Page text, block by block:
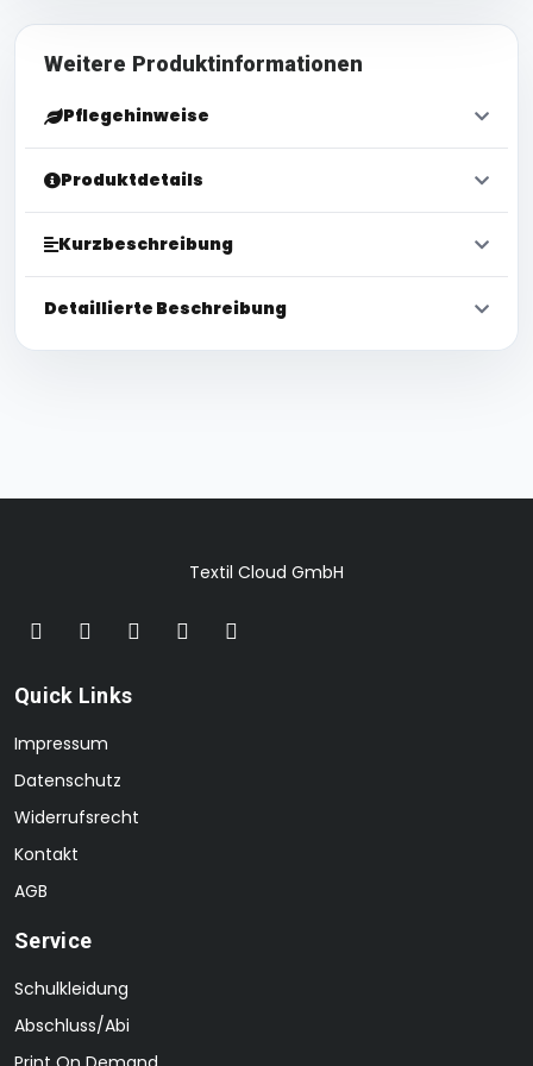
Weitere Produktinformationen
Pflegehinweise
Produktdetails
Kurzbeschreibung
Detaillierte Beschreibung
Textil Cloud GmbH
Quick Links
Impressum
Datenschutz
Widerrufsrecht
Kontakt
AGB
Service
Schulkleidung
Abschluss/Abi